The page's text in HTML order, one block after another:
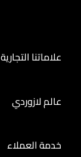
علاماتنا التجارية
عالم لازوردي
خدمة العملاء